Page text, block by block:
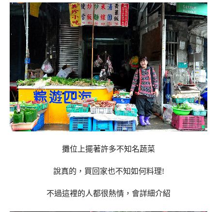
攤位上擺著許多不知名蔬菜
說真的，買回家也不知如何料理!
不過這裡的人都很熱情，會詳細介紹